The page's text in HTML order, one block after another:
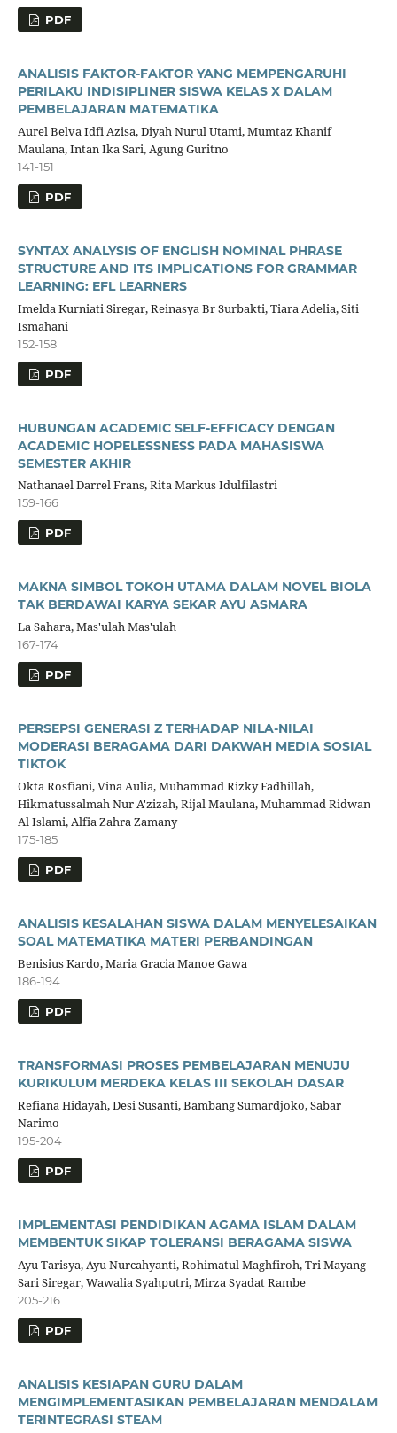
PDF
ANALISIS FAKTOR-FAKTOR YANG MEMPENGARUHI
PERILAKU INDISIPLINER SISWA KELAS X DALAM
PEMBELAJARAN MATEMATIKA
Aurel Belva Idfi Azisa, Diyah Nurul Utami, Mumtaz Khanif
Maulana, Intan Ika Sari, Agung Guritno
141-151
PDF
SYNTAX ANALYSIS OF ENGLISH NOMINAL PHRASE
STRUCTURE AND ITS IMPLICATIONS FOR GRAMMAR
LEARNING: EFL LEARNERS
Imelda Kurniati Siregar, Reinasya Br Surbakti, Tiara Adelia, Siti
Ismahani
152-158
PDF
HUBUNGAN ACADEMIC SELF-EFFICACY DENGAN
ACADEMIC HOPELESSNESS PADA MAHASISWA
SEMESTER AKHIR
Nathanael Darrel Frans, Rita Markus Idulfilastri
159-166
PDF
MAKNA SIMBOL TOKOH UTAMA DALAM NOVEL BIOLA
TAK BERDAWAI KARYA SEKAR AYU ASMARA
La Sahara, Mas'ulah Mas'ulah
167-174
PDF
PERSEPSI GENERASI Z TERHADAP NILA-NILAI
MODERASI BERAGAMA DARI DAKWAH MEDIA SOSIAL
TIKTOK
Okta Rosfiani, Vina Aulia, Muhammad Rizky Fadhillah,
Hikmatussalmah Nur A'zizah, Rijal Maulana, Muhammad Ridwan
Al Islami, Alfia Zahra Zamany
175-185
PDF
ANALISIS KESALAHAN SISWA DALAM MENYELESAIKAN
SOAL MATEMATIKA MATERI PERBANDINGAN
Benisius Kardo, Maria Gracia Manoe Gawa
186-194
PDF
TRANSFORMASI PROSES PEMBELAJARAN MENUJU
KURIKULUM MERDEKA KELAS III SEKOLAH DASAR
Refiana Hidayah, Desi Susanti, Bambang Sumardjoko, Sabar
Narimo
195-204
PDF
IMPLEMENTASI PENDIDIKAN AGAMA ISLAM DALAM
MEMBENTUK SIKAP TOLERANSI BERAGAMA SISWA
Ayu Tarisya, Ayu Nurcahyanti, Rohimatul Maghfiroh, Tri Mayang
Sari Siregar, Wawalia Syahputri, Mirza Syadat Rambe
205-216
PDF
ANALISIS KESIAPAN GURU DALAM
MENGIMPLEMENTASIKAN PEMBELAJARAN MENDALAM
TERINTEGRASI STEAM